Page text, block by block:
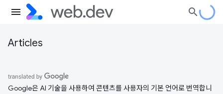
Articles
Google은 AI 기술을 사용하여 콘텐츠를 사용자의 기본 언어로 번역합니